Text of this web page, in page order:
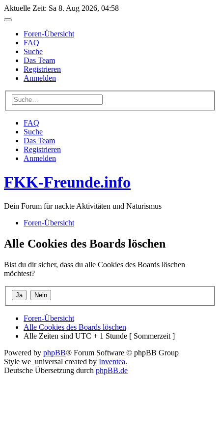
Aktuelle Zeit: Sa 8. Aug 2026, 04:58
Foren-Übersicht
FAQ
Suche
Das Team
Registrieren
Anmelden
FAQ
Suche
Das Team
Registrieren
Anmelden
FKK-Freunde.info
Dein Forum für nackte Aktivitäten und Naturismus
Foren-Übersicht
Alle Cookies des Boards löschen
Bist du dir sicher, dass du alle Cookies des Boards löschen
möchtest?
Foren-Übersicht
Alle Cookies des Boards löschen
Alle Zeiten sind UTC + 1 Stunde [ Sommerzeit ]
Powered by phpBB® Forum Software © phpBB Group
Style we_universal created by Inventea.
Deutsche Übersetzung durch phpBB.de